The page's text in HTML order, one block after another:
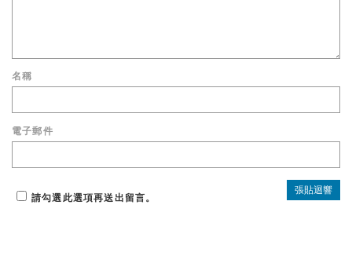
名稱
電子郵件
請勾選此選項再送出留言。